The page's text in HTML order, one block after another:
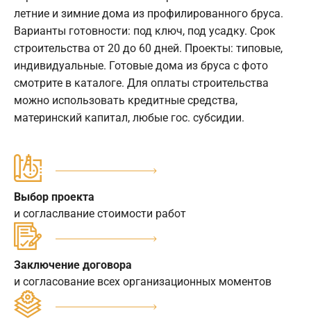
летние и зимние дома из профилированного бруса.
Варианты готовности: под ключ, под усадку. Срок
строительства от 20 до 60 дней. Проекты: типовые,
индивидуальные. Готовые дома из бруса с фото
смотрите в каталоге. Для оплаты строительства
можно использовать кредитные средства,
материнский капитал, любые гос. субсидии.
Выбор проекта
и согласлвание стоимости работ
Заключение договора
и согласование всех организационных моментов